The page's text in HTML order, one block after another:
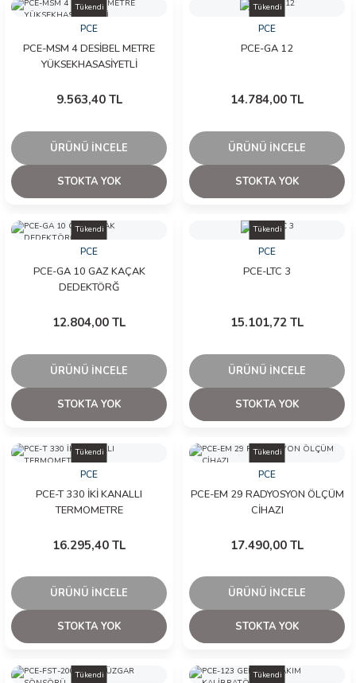
SCOPMETER
CIHAZI
CİHAZI
Tükendi
PCE
PCE-MSM 4 DESİBEL METRE
YÜKSEKHASASİYETLİ
9.563,40 TL
ÜRÜNÜ İNCELE
STOKTA YOK
Tükendi
PCE
PCE-GA 12
14.784,00 TL
ÜRÜNÜ İNCELE
STOKTA YOK
Tükendi
PCE
PCE-GA 10 GAZ KAÇAK
DEDEKTÖRĞ
12.804,00 TL
ÜRÜNÜ İNCELE
STOKTA YOK
Tükendi
PCE
PCE-LTC 3
15.101,72 TL
ÜRÜNÜ İNCELE
STOKTA YOK
Tükendi
PCE
PCE-T 330 İKİ KANALLI
TERMOMETRE
16.295,40 TL
ÜRÜNÜ İNCELE
STOKTA YOK
Tükendi
PCE
PCE-EM 29 RADYOSYON ÖLÇÜM
CİHAZI
17.490,00 TL
ÜRÜNÜ İNCELE
STOKTA YOK
Tükendi Tükendi